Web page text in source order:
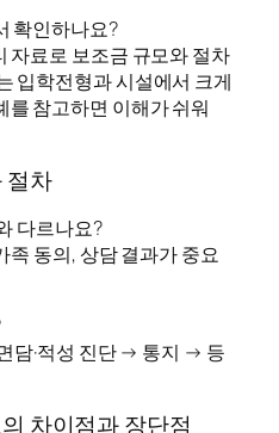
확인하나요?
자료로 보조금 규모와 절차
입학전형과 시설에서 크게
참고하면 이해가 쉬워
절차
다르나요?
족 동의, 상담 결과가 중요
담·적성 진단 → 통지 → 등
차이점과 장단점